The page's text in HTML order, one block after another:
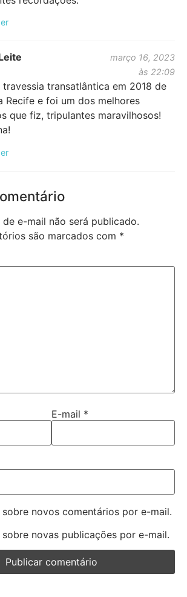
março 16, 2023
às 22:09
travessia transatlântica em 2018 de
Recife e foi um dos melhores
que fiz, tripulantes maravilhosos!
de e-mail não será publicado.
são marcados com *
E-mail *
novos comentários por e-mail.
novas publicações por e-mail.